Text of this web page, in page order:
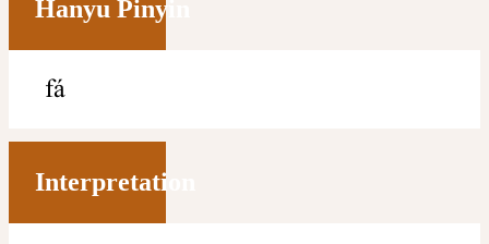
Hanyu Pinyin
fá
Interpretation